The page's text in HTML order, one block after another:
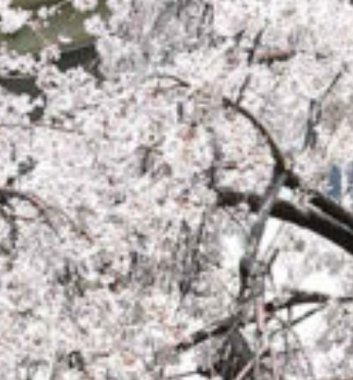
/home/sakurazuka/sakurazuka.ed.jp/public_html/wp-conten
t/themes/sakurazuka_2020/header.php